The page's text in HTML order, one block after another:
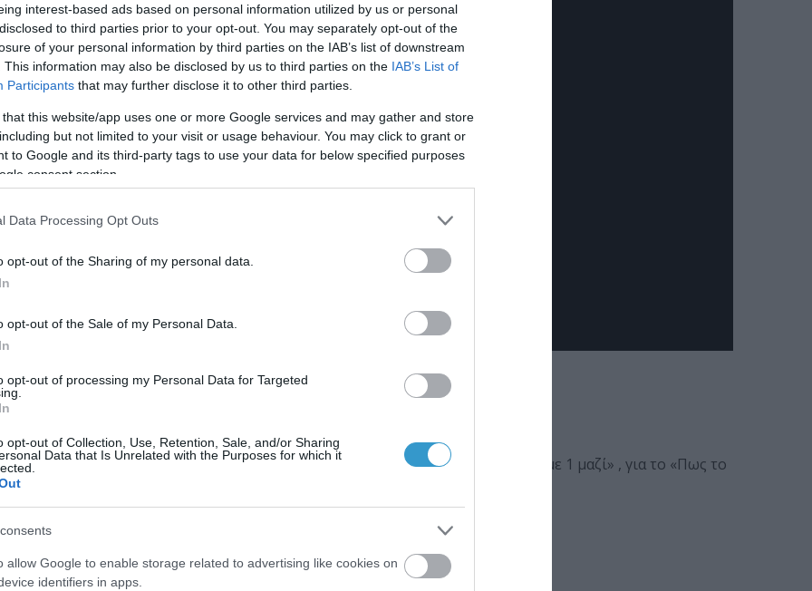
interest-based ads based on personal information utilized by us or personal
to third parties prior to your opt-out. You may separately opt-out of the
of your personal information by third parties on the IAB’s list of downstream
This information may also be disclosed by us to third parties on the IAB’s List of
Participants that may further disclose it to other third parties.
that this website/app uses one or more Google services and may gather and store
but not limited to your visit or usage behaviour. You may click to grant or
to Google and its third-party tags to use your data for below specified purposes
consent section.
Data Processing Opt Outs
opt-out of the Sharing of my personal data.
opt-out of the Sale of my Personal Data.
opt-out of processing my Personal Data for Targeted
opt-out of Collection, Use, Retention, Sale, and/or Sharing
Data that Is Unrelated with the Purposes for which it
allow Google to enable storage related to advertising like cookies on
identifiers in apps.
τον αστιγματισμό
μιλάει στην εκπομπή του Γιώργου Καραμέρου και Σπύρου Χαριτάτου «10 με 1 μαζί» , για το «Πως το